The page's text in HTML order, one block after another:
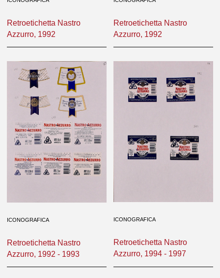
Retroetichetta Nastro
Azzurro, 1992
Retroetichetta Nastro
Azzurro, 1992
ICONOGRAFICA
Retroetichetta Nastro
Azzurro, 1992 - 1993
ICONOGRAFICA
Retroetichetta Nastro
Azzurro, 1994 - 1997